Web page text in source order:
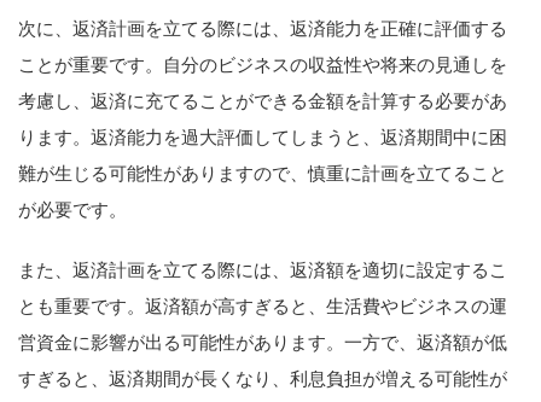
次に、返済計画を立てる際には、返済能力を正確に評価する
ことが重要です。自分のビジネスの収益性や将来の見通しを
考慮し、返済に充てることができる金額を計算する必要があ
ります。返済能力を過大評価してしまうと、返済期間中に困
難が生じる可能性がありますので、慎重に計画を立てること
が必要です。
また、返済計画を立てる際には、返済額を適切に設定するこ
とも重要です。返済額が高すぎると、生活費やビジネスの運
営資金に影響が出る可能性があります。一方で、返済額が低
すぎると、返済期間が長くなり、利息負担が増える可能性が